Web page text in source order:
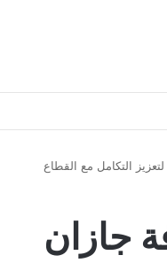
التكامل مع القطاع
جازان